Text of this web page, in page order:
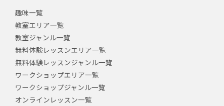
趣味一覧
教室エリア一覧
教室ジャンル一覧
無料体験レッスンエリア一覧
無料体験レッスンジャンル一覧
ワークショップエリア一覧
ワークショップジャンル一覧
オンラインレッスン一覧